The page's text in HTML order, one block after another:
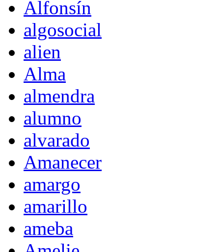
Alfonsín
algosocial
alien
Alma
almendra
alumno
alvarado
Amanecer
amargo
amarillo
ameba